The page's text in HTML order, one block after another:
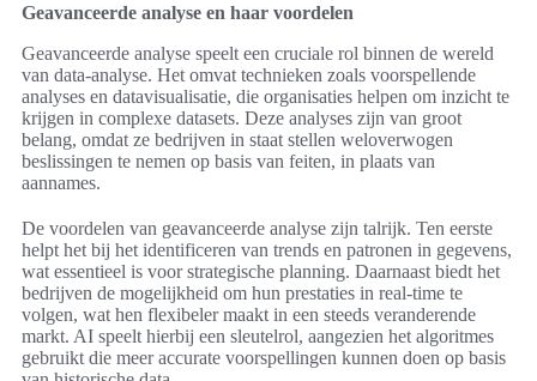
Geavanceerde analyse en haar voordelen
Geavanceerde analyse speelt een cruciale rol binnen de wereld
van data-analyse. Het omvat technieken zoals voorspellende
analyses en datavisualisatie, die organisaties helpen om inzicht te
krijgen in complexe datasets. Deze analyses zijn van groot
belang, omdat ze bedrijven in staat stellen weloverwogen
beslissingen te nemen op basis van feiten, in plaats van
aannames.
De voordelen van geavanceerde analyse zijn talrijk. Ten eerste
helpt het bij het identificeren van trends en patronen in gegevens,
wat essentieel is voor strategische planning. Daarnaast biedt het
bedrijven de mogelijkheid om hun prestaties in real-time te
volgen, wat hen flexibeler maakt in een steeds veranderende
markt. AI speelt hierbij een sleutelrol, aangezien het algoritmes
gebruikt die meer accurate voorspellingen kunnen doen op basis